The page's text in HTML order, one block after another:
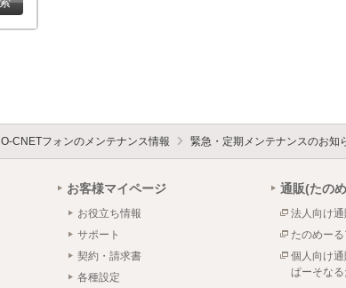
O-CNETフォンのメンテナンス情報 緊急・定期メンテナンスのお知
お客様マイページ
お役立ち情報
サポート
契約・請求書
各種設定
通販(たの
法人向け
たのめー
個人向け通
ぱーそな